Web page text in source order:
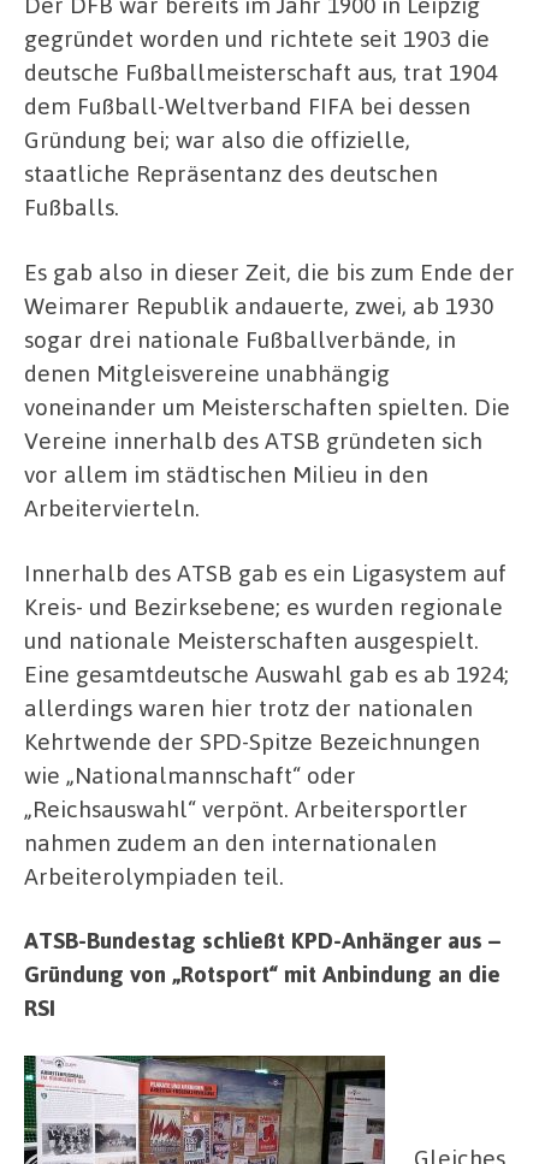
gegründet worden und richtete seit 1903 die
deutsche Fußballmeisterschaft aus, trat 1904
dem Fußball-Weltverband FIFA bei dessen
Gründung bei; war also die offizielle,
staatliche Repräsentanz des deutschen
Fußballs.
Es gab also in dieser Zeit, die bis zum Ende der
Weimarer Republik andauerte, zwei, ab 1930
sogar drei nationale Fußballverbände, in
denen Mitgleisvereine unabhängig
voneinander um Meisterschaften spielten. Die
Vereine innerhalb des ATSB gründeten sich
vor allem im städtischen Milieu in den
Arbeitervierteln.
Innerhalb des ATSB gab es ein Ligasystem auf
Kreis- und Bezirksebene; es wurden regionale
und nationale Meisterschaften ausgespielt.
Eine gesamtdeutsche Auswahl gab es ab 1924;
allerdings waren hier trotz der nationalen
Kehrtwende der SPD-Spitze Bezeichnungen
wie „Nationalmannschaft“ oder
„Reichsauswahl“ verpönt. Arbeitersportler
nahmen zudem an den internationalen
Arbeiterolympiaden teil.
ATSB-Bundestag schließt KPD-Anhänger aus –
Gründung von „Rotsport“ mit Anbindung an die
RSI
Gleiches